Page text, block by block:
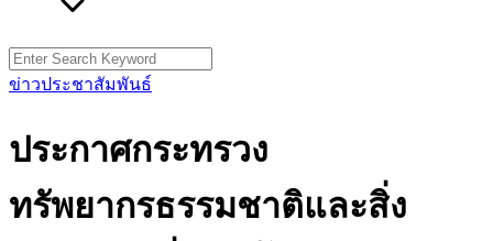
Search
for:
ข่าวประชาสัมพันธ์
ประกาศกระทรวง
ทรัพยากรธรรมชาติและสิ่ง